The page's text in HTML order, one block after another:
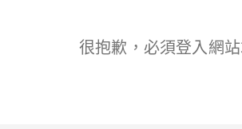
很抱歉，必須登入網